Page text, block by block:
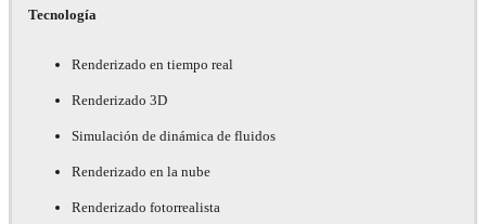
Tecnología
Renderizado en tiempo real
Renderizado 3D
Simulación de dinámica de fluidos
Renderizado en la nube
Renderizado fotorrealista